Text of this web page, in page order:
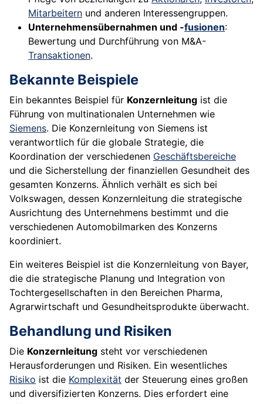
Mitarbeitern und anderen Interessengruppen.
Unternehmensübernahmen und -fusionen:
Bewertung und Durchführung von M&A-
Transaktionen.
Bekannte Beispiele
Ein bekanntes Beispiel für Konzernleitung ist die
Führung von multinationalen Unternehmen wie
Siemens. Die Konzernleitung von Siemens ist
verantwortlich für die globale Strategie, die
Koordination der verschiedenen Geschäftsbereiche
und die Sicherstellung der finanziellen Gesundheit des
gesamten Konzerns. Ähnlich verhält es sich bei
Volkswagen, dessen Konzernleitung die strategische
Ausrichtung des Unternehmens bestimmt und die
verschiedenen Automobilmarken des Konzerns
koordiniert.
Ein weiteres Beispiel ist die Konzernleitung von Bayer,
die die strategische Planung und Integration von
Tochtergesellschaften in den Bereichen Pharma,
Agrarwirtschaft und Gesundheitsprodukte überwacht.
Behandlung und Risiken
Die Konzernleitung steht vor verschiedenen
Herausforderungen und Risiken. Ein wesentliches
Risiko ist die Komplexität der Steuerung eines großen
und diversifizierten Konzerns. Dies erfordert eine